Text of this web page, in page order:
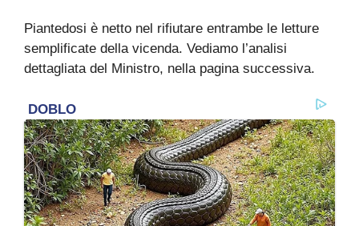
Piantedosi è netto nel rifiutare entrambe le letture
semplificate della vicenda. Vediamo l’analisi
dettagliata del Ministro, nella pagina successiva.